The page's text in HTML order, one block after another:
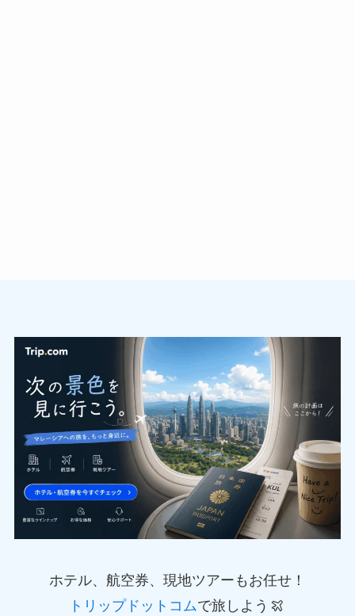
ホテル、航空券、現地ツアーもお任せ！
トリップドットコムで旅しよう